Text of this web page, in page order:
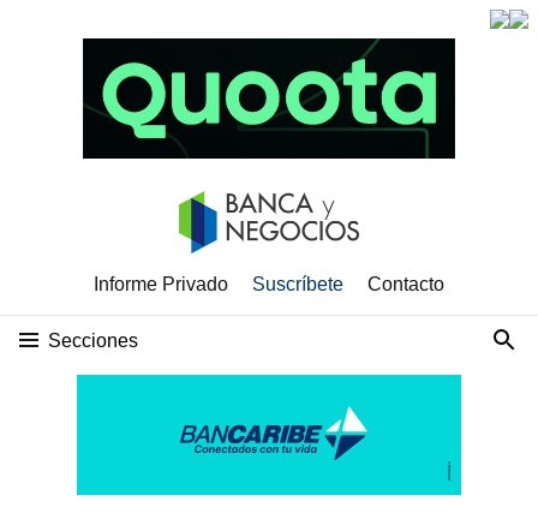
Informe Privado Suscríbete Contacto
Secciones